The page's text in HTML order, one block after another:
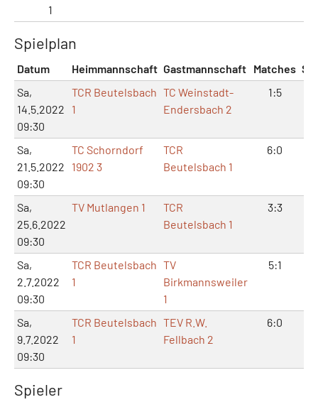
1
Spielplan
Datum Heimmannschaft Gastmannschaft Matches
Sa,
14.5.2022
09:30
TCR Beutelsbach
1
TC Weinstadt-
Endersbach 2
1:5
Sa,
21.5.2022
09:30
TC Schorndorf
1902 3
TCR
Beutelsbach 1
6:0
Sa,
25.6.2022
09:30
TV Mutlangen 1
TCR
Beutelsbach 1
3:3
Sa,
2.7.2022
09:30
TCR Beutelsbach
1
TV
Birkmannsweiler
1
5:1
Sa,
9.7.2022
09:30
TCR Beutelsbach
1
TEV R.W.
Fellbach 2
6:0
Spieler